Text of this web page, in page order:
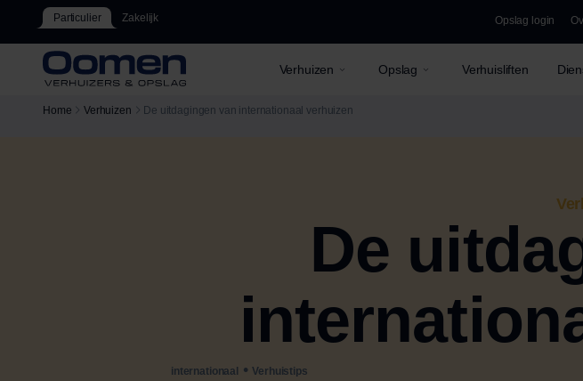
Particulier Zakelijk Opslag login
Verhuizen Opslag Verhuisliften
Home Verhuizen De uitdagingen van internationaal verhuizen
De
internationaal • Verhuistips